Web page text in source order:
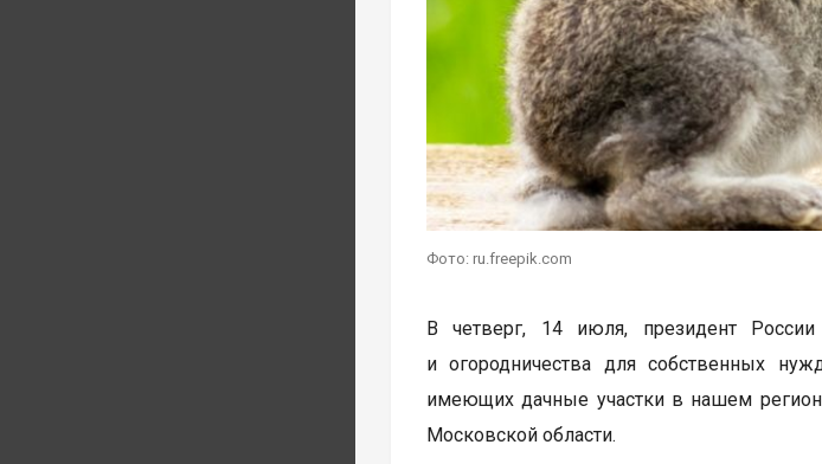
Фото: ru.freepik.com
В четверг, 14 июля, президент
и огородничества для собственных
имеющих дачные участки в нашем
Московской области.